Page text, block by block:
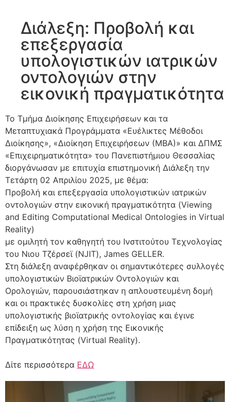
Διάλεξη: Προβολή και
επεξεργασία
υπολογιστικών ιατρικών
οντολογιών στην
εικονική πραγματικότητα
Το Τμήμα Διοίκησης Επιχειρήσεων και τα
Μεταπτυχιακά Προγράμματα «Ευέλικτες Μέθοδοι
Διοίκησης», «Διοίκηση Επιχειρήσεων (ΜΒΑ)» και ΔΠΜΣ
«Επιχειρηματικότητα» του Πανεπιστήμιου Θεσσαλίας
διοργάνωσαν με επιτυχία επιστημονική Διάλεξη την
Τετάρτη 02 Απριλίου 2025, με θέμα:
Προβολή και επεξεργασία υπολογιστικών ιατρικών
οντολογιών στην εικονική πραγματικότητα (Viewing
and Editing Computational Medical Ontologies in Virtual
Reality)
με ομιλητή τον καθηγητή του Ινστιτούτου Τεχνολογίας
του Νιου Τζέρσεϊ (NJIT), James GELLER.
Στη διάλεξη αναφέρθηκαν οι σημαντικότερες συλλογές
υπολογιστικών Βιοϊατρικών Οντολογιών και
Ορολογιών, παρουσιάστηκαν η απλουστευμένη δομή
και οι πρακτικές δυσκολίες στη χρήση μιας
υπολογιστικής βιοϊατρικής οντολογίας και έγινε
επίδειξη ως λύση η χρήση της Εικονικής
Πραγματικότητας (Virtual Reality).
Δίτε περισσότερα ΕΔΩ